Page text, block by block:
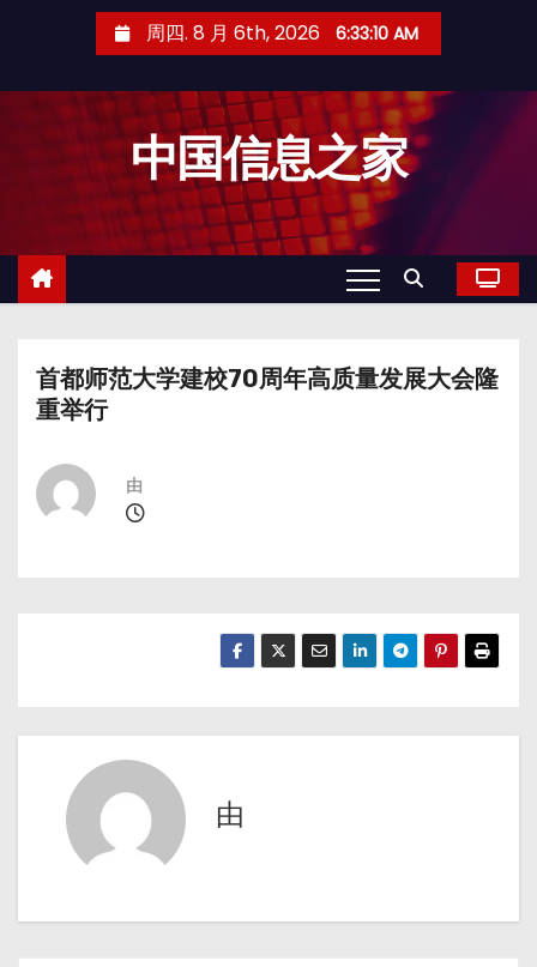
周四. 8 月 6th, 2026 6:33:11 AM
中国信息之家
首都师范大学建校70周年高质量发展大会隆
重举行
由
由